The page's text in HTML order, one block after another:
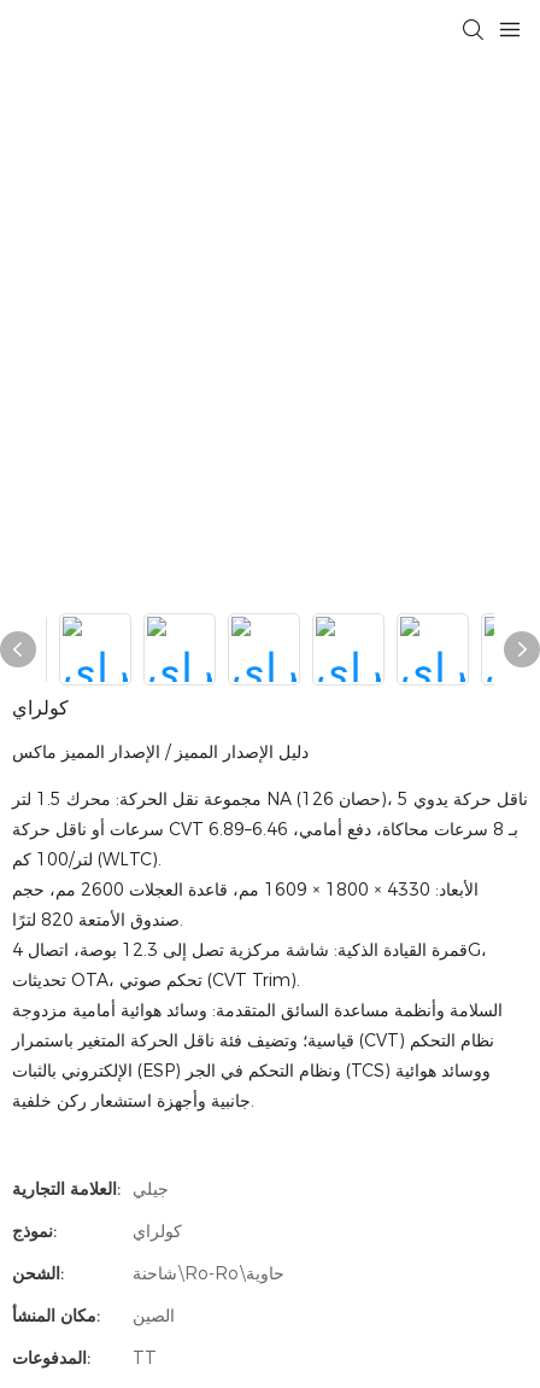
كولراي
دليل الإصدار المميز / الإصدار المميز ماكس
مجموعة نقل الحركة: محرك 1.5 لتر NA (126 حصان)، ناقل حركة يدوي 5
سرعات أو ناقل حركة CVT بـ 8 سرعات محاكاة، دفع أمامي، 6.46–6.89
لتر/100 كم (WLTC).
الأبعاد: 4330 × 1800 × 1609 مم، قاعدة العجلات 2600 مم، حجم
صندوق الأمتعة 820 لترًا.
قمرة القيادة الذكية: شاشة مركزية تصل إلى 12.3 بوصة، اتصال 4G،
تحديثات OTA، تحكم صوتي (CVT Trim).
السلامة وأنظمة مساعدة السائق المتقدمة: وسائد هوائية أمامية مزدوجة
قياسية؛ وتضيف فئة ناقل الحركة المتغير باستمرار (CVT) نظام التحكم
الإلكتروني بالثبات (ESP) ونظام التحكم في الجر (TCS) ووسائد هوائية
جانبية وأجهزة استشعار ركن خلفية.
العلامة التجارية:
جيلي
نموذج:
كولراي
الشحن:
شاحنة\Ro-Ro\حاوية
مكان المنشأ:
الصين
المدفوعات:
TT